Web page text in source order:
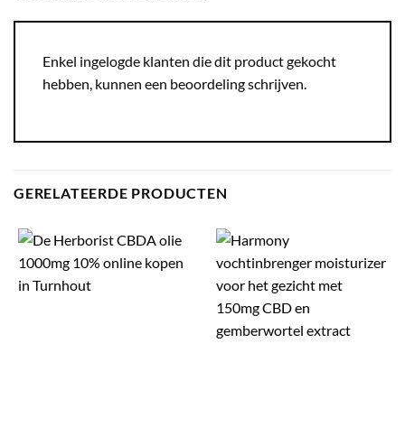
Enkel ingelogde klanten die dit product gekocht
hebben, kunnen een beoordeling schrijven.
GERELATEERDE PRODUCTEN